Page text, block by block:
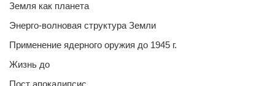
Земля как планета
Энерго-волновая структура Земли
Применение ядерного оружия до 1945 г.
Жизнь до
Пост апокалипсис